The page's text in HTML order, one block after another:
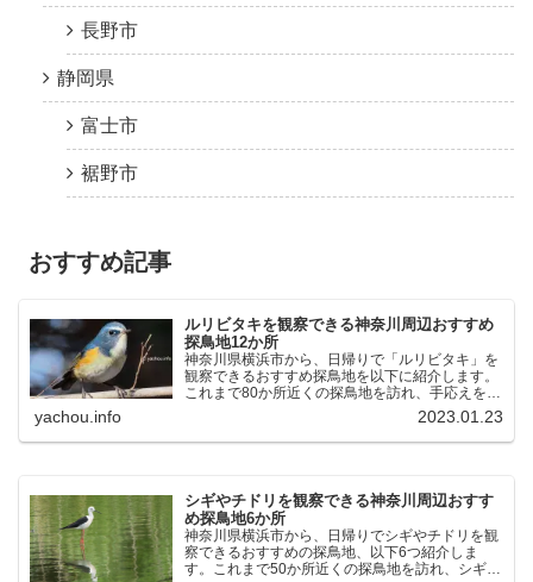
長野市
静岡県
富士市
裾野市
おすすめ記事
ルリビタキを観察できる神奈川周辺おすすめ
探鳥地12か所
神奈川県横浜市から、日帰りで「ルリビタキ」を
観察できるおすすめ探鳥地を以下に紹介します。
これまで80か所近くの探鳥地を訪れ、手応えを感
じた場所です。以下、★ が多いほど観察しやす
く、出現頻度が高いと感じた場所です。 北本自然
観察公園：埼玉県...
yachou.info 2023.01.23
シギやチドリを観察できる神奈川周辺おすす
め探鳥地6か所
神奈川県横浜市から、日帰りでシギやチドリを観
察できるおすすめの探鳥地、以下6つ紹介しま
す。これまで50か所近くの探鳥地を訪れ、シギや